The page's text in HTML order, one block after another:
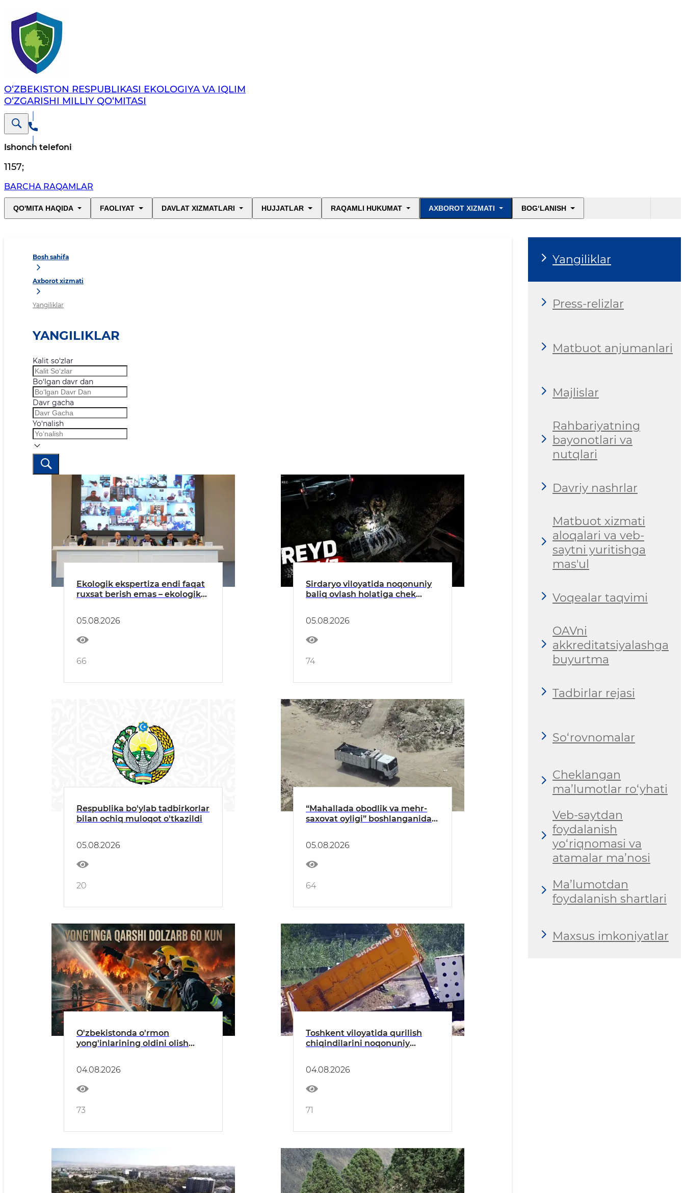
O‘ZBEKISTON RESPUBLIKASI EKOLOGIYA VA IQLIM
O‘ZGARISHI MILLIY QO‘MITASI
Ishonch telefoni
1157;
BARCHA RAQAMLAR
QO'MITA HAQIDA FAOLIYAT DAVLAT XIZMATLARI HUJJATLAR RAQAMLI HUKUMAT AXBOROT XIZMATI BOG‘LANISH
Bosh sahifa
Axborot xizmati
Yangiliklar
YANGILIKLAR
Kalit so‘zlar
Bo‘lgan davr dan
Davr gacha
Yo‘nalish
Ekologik ekspertiza endi faqat
ruxsat berish emas – ekologik
05.08.2026
66
Sirdaryo viloyatida noqonuniy
baliq ovlash holatiga chek
05.08.2026
74
Respublika bo'ylab tadbirkorlar
bilan ochiq muloqot o'tkazildi
05.08.2026
20
“Mahallada obodlik va mehr-
saxovat oyligi” boshlanganidan
05.08.2026
64
O'zbekistonda o'rmon
yong'inlarining oldini olish
04.08.2026
73
Toshkent viloyatida qurilish
chiqindilarini noqonuniy
04.08.2026
71
Yangiliklar
Press-relizlar
Matbuot anjumanlari
Majlislar
Rahbariyatning
bayonotlari va
nutqlari
Davriy nashrlar
Matbuot xizmati
aloqalari va veb-
saytni yuritishga
mas'ul
Voqealar taqvimi
OAVni
akkreditatsiyalashga
buyurtma
Tadbirlar rejasi
So‘rovnomalar
Cheklangan
ma’lumotlar ro‘yhati
Veb-saytdan
foydalanish
yo‘riqnomasi va
atamalar ma’nosi
Ma’lumotdan
foydalanish shartlari
Maxsus imkoniyatlar